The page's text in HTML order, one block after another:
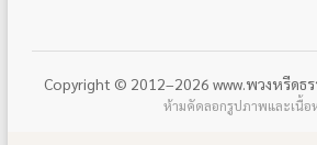
Copyright © 2012–2026 www.พวงหรีดธ
ห้ามคัดลอกรูปภาพและเนื้อ